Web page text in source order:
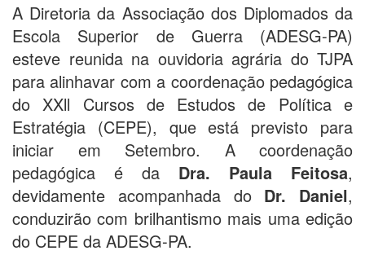
A Diretoria da Associação dos Diplomados da
Escola Superior de Guerra (ADESG-PA)
esteve reunida na ouvidoria agrária do TJPA
para alinhavar com a coordenação pedagógica
do XXll Cursos de Estudos de Política e
Estratégia (CEPE), que está previsto para
iniciar em Setembro. A coordenação
pedagógica é da Dra. Paula Feitosa,
devidamente acompanhada doDr. Daniel,
conduzirão com brilhantismo mais uma edição
do CEPE da ADESG-PA.